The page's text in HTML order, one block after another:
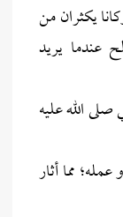
يكثران من
عندما يريد
الله عليه
مما أثار